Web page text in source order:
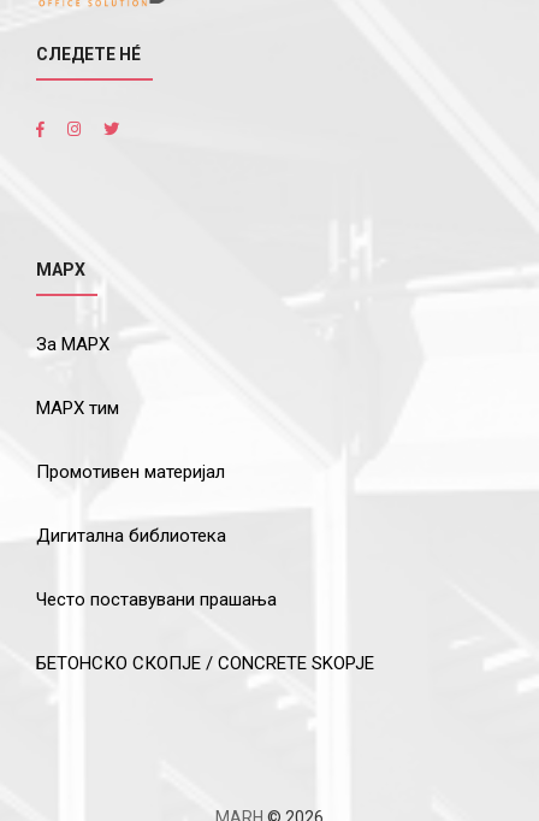
СЛЕДЕТЕ НÉ
МАРХ
За МАРХ
МАРХ тим
Промотивен материјал
Дигитална библиотека
Често поставувани прашања
БЕТОНСКО СКОПЈЕ / CONCRETE SKOPJE